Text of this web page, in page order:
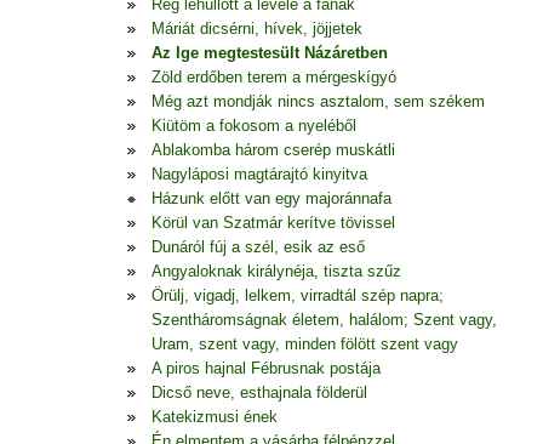
Rég lehullott a levele a fának
Máriát dicsérni, hívek, jöjjetek
Az Ige megtestesült Názáretben
Zöld erdőben terem a mérgeskígyó
Még azt mondják nincs asztalom, sem székem
Kiütöm a fokosom a nyeléből
Ablakomba három cserép muskátli
Nagyláposi magtárajtó kinyitva
Házunk előtt van egy majoránnafa
Körül van Szatmár kerítve tövissel
Dunáról fúj a szél, esik az eső
Angyaloknak királynéja, tiszta szűz
Örülj, vigadj, lelkem, virradtál szép napra;
Szentháromságnak életem, halálom; Szent vagy,
Uram, szent vagy, minden fölött szent vagy
A piros hajnal Fébrusnak postája
Dicső neve, esthajnala földerül
Katekizmusi ének